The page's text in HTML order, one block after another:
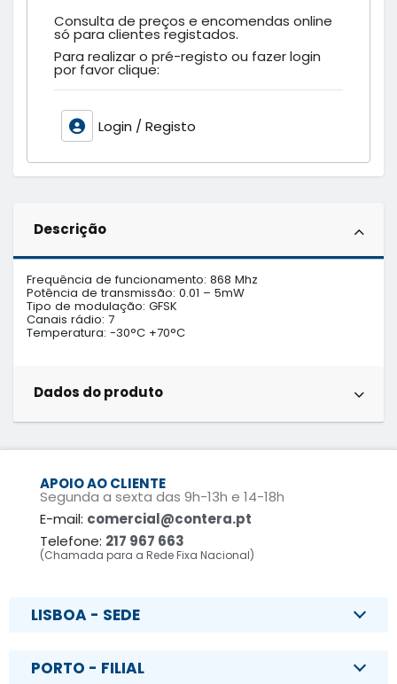
Consulta de preços e encomendas online
só para clientes registados.
Para realizar o pré-registo ou fazer login
por favor clique:
Login / Registo
Descrição
Frequência de funcionamento: 868 Mhz
Potência de transmissão: 0.01 – 5mW
Tipo de modulação: GFSK
Canais rádio: 7
Temperatura: -30°C +70°C
Dados do produto
APOIO AO CLIENTE
Segunda a sexta das 9h-13h e 14-18h
E-mail: comercial@contera.pt
Telefone: 217 967 663
(Chamada para a Rede Fixa Nacional)
LISBOA - SEDE
PORTO - FILIAL